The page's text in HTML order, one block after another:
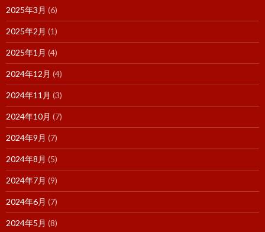
2025年3月 (6)
2025年2月 (1)
2025年1月 (4)
2024年12月 (4)
2024年11月 (3)
2024年10月 (7)
2024年9月 (7)
2024年8月 (5)
2024年7月 (9)
2024年6月 (7)
2024年5月 (8)